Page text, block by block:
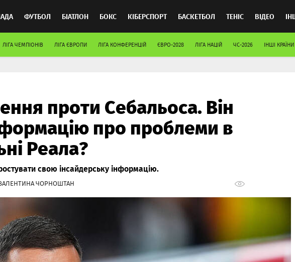
ФУТБОЛ БІАТЛОН БОКС КІБЕРСПОРТ БАСКЕТБОЛ ТЕНІС ВІДЕО
АВТОСПОРТ
ЛІГА ЧЕМПІОНІВ ЛІГА ЄВРОПИ ЛІГА КОНФЕРЕНЦІЙ ЄВРО-2028 ЛІГА НАЦІЙ ЧС-2026 ІНШІ КРАЇНИ
проти Себальоса. Він
про проблеми в
Реала?
свою інсайдерську інформацію.
ЧОРНОШТАН